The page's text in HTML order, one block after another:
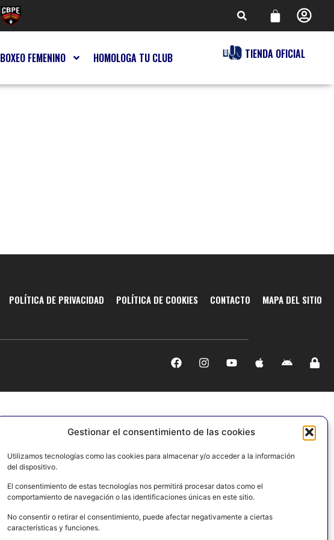
Gestionar el consentimiento de las cookies
Utilizamos tecnologías como las cookies para almacenar y/o acceder a la información
del dispositivo.
El consentimiento de estas tecnologías nos permitirá procesar datos como el
comportamiento de navegación o las identificaciones únicas en este sitio.
No consentir o retirar el consentimiento, puede afectar negativamente a ciertas
características y funciones.
BOXEO FEMENINO HOMOLOGA TU CLUB TIENDA OFICIAL
POLÍTICA DE PRIVACIDAD POLÍTICA DE COOKIES CONTACTO MAPA DEL SITIO